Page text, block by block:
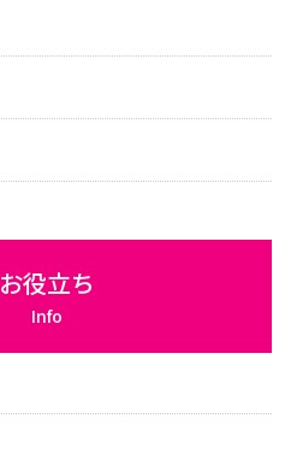
お役立ち
Info